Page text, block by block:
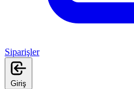
Siparişler
Giriş